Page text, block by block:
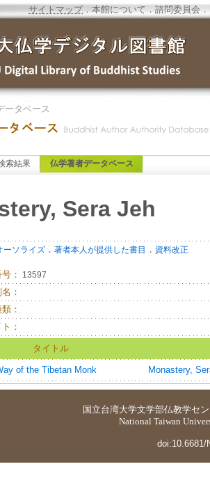
サイトマップ．本館について ．諮問委員会 ．
ータベース
索結果 仏学著者データベース
Sera Jeh
ーソライズ ． 著者本人が提供した書目 ． 資料改正
： 13597
：
：
：
タイトル
of the Tibetan Monk Monastery,
国立台湾大学文学部仏教学セ
National Taiwan
doi:10.6681/